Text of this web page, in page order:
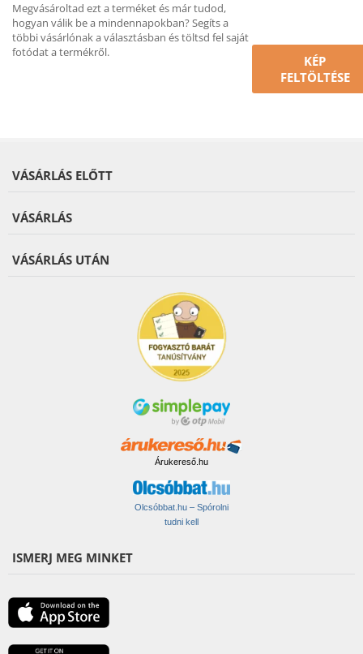
Megvásároltad ezt a terméket és már tudod,
hogyan válik be a mindennapokban? Segíts a
többi vásárlónak a választásban és töltsd fel saját
fotódat a termékről.
KÉP
FELTÖLTÉSE
VÁSÁRLÁS ELŐTT
VÁSÁRLÁS
VÁSÁRLÁS UTÁN
Árukereső.hu
Olcsóbbat.hu – Spórolni
tudni kell
ISMERJ MEG MINKET